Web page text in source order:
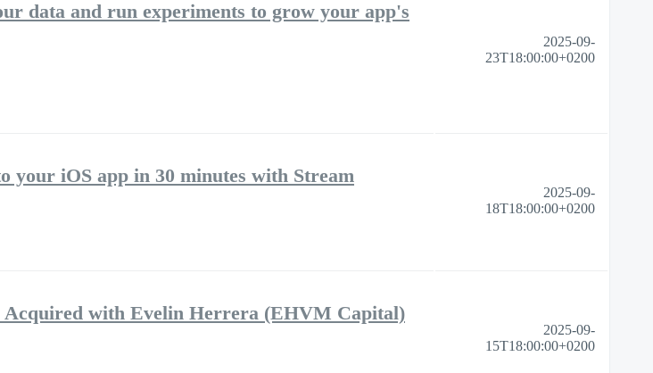
data and run experiments to grow your app's
2025-09-
23T18:00:00+0200
your iOS app in 30 minutes with Stream
2025-09-
18T18:00:00+0200
Acquired with Evelin Herrera (EHVM Capital)
2025-09-
15T18:00:00+0200